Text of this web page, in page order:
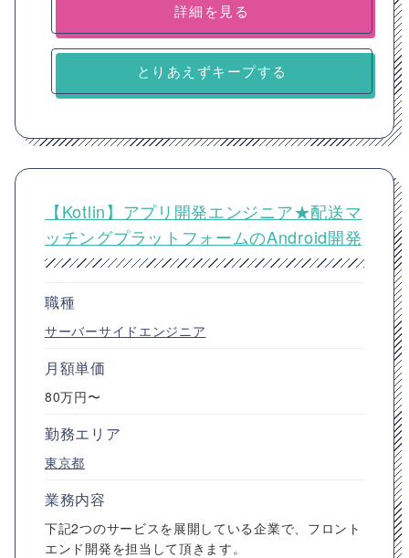
詳細を見る
とりあえずキープする
【Kotlin】アプリ開発エンジニア★配送マ
ッチングプラットフォームのAndroid開発
職種
サーバーサイドエンジニア
月額単価
80万円〜
勤務エリア
東京都
業務内容
下記2つのサービスを展開している企業で、フロント
エンド開発を担当して頂きます。